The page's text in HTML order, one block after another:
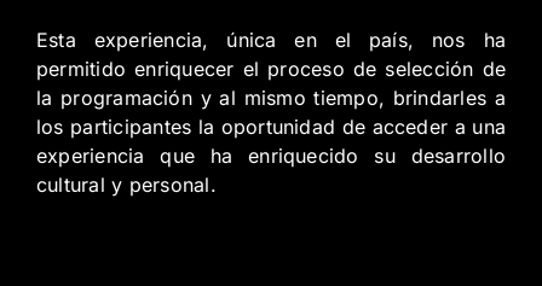
Esta experiencia, única en el país, nos ha
permitido enriquecer el proceso de selección de
la programación y al mismo tiempo, brindarles a
los participantes la oportunidad de acceder a una
experiencia que ha enriquecido su desarrollo
cultural y personal.